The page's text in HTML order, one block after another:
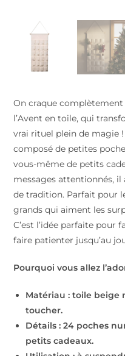
On craque
l’Avent en toile, qui
vrai rituel plein de magie
composé de petites
vous-même de petits
messages attentionnés,
de tradition. Parfait pour
grands qui aiment les
C’est l’idée parfaite pour
faire patienter jusqu’au
Pourquoi vous allez
Matériau : toile beige
toucher.
Détails : 24 poches
petits cadeaux.